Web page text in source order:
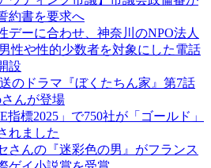
約書を要求へ
デーに合わせ、神奈川のNPO法人
性や性的少数者を対象にした電話
設
のドラマ『ぼくたちん家』第7話
さんが登場
指標2025」で750社が「ゴールド」
れました
さんの『迷彩色の男』がフランス